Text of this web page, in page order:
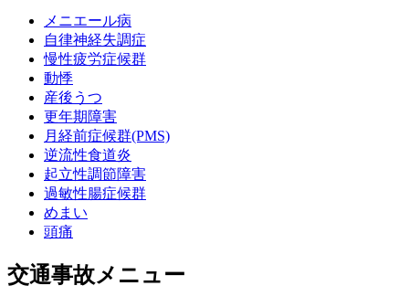
メニエール病
自律神経失調症
慢性疲労症候群
動悸
産後うつ
更年期障害
月経前症候群(PMS)
逆流性食道炎
起立性調節障害
過敏性腸症候群
めまい
頭痛
交通事故メニュー